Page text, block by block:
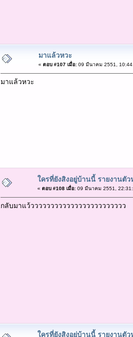
มาแล้วหวะ
« ตอบ #107 เมื่อ:09 มีนาคม 2551,
มาแล้วหวะ
ใครที่ยังสิงอยู่บ้านนี้ รายงานตัว
« ตอบ #108 เมื่อ:09 มีนาคม 2551,
กลับมาแว้วววววววววววววววววววววววว
ใครที่ยังสิงอยู่บ้านนี้ รายงานตัว